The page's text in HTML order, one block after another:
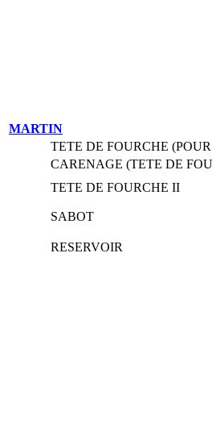
MARTIN
TETE DE FOURCHE
CARENAGE (TETE DE
TETE DE FOURCHE II
SABOT
RESERVOIR